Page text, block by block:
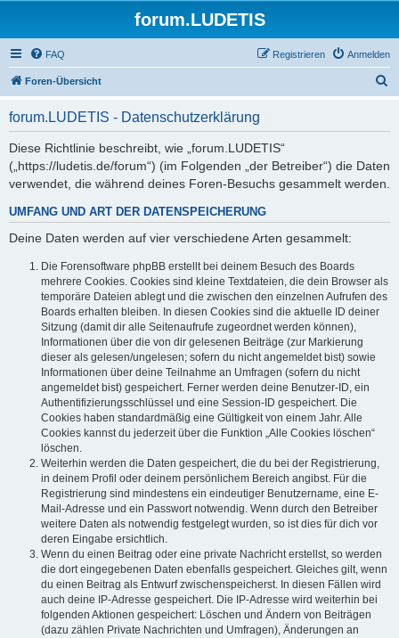
forum.LUDETIS
FAQ Anmelden
Registrieren
Foren-Übersicht
forum.LUDETIS - Datenschutzerklärung
Diese Richtlinie beschreibt, wie „forum.LUDETIS“
(„https://ludetis.de/forum“) (im Folgenden „der Betreiber“) die Daten
verwendet, die während deines Foren-Besuchs gesammelt werden.
UMFANG UND ART DER DATENSPEICHERUNG
Deine Daten werden auf vier verschiedene Arten gesammelt:
Die Forensoftware phpBB erstellt bei deinem Besuch des Boards
mehrere Cookies. Cookies sind kleine Textdateien, die dein Browser als
temporäre Dateien ablegt und die zwischen den einzelnen Aufrufen des
Boards erhalten bleiben. In diesen Cookies sind die aktuelle ID deiner
Sitzung (damit dir alle Seitenaufrufe zugeordnet werden können),
Informationen über die von dir gelesenen Beiträge (zur Markierung
dieser als gelesen/ungelesen; sofern du nicht angemeldet bist) sowie
Informationen über deine Teilnahme an Umfragen (sofern du nicht
angemeldet bist) gespeichert. Ferner werden deine Benutzer-ID, ein
Authentifizierungsschlüssel und eine Session-ID gespeichert. Die
Cookies haben standardmäßig eine Gültigkeit von einem Jahr. Alle
Cookies kannst du jederzeit über die Funktion „Alle Cookies löschen“
löschen.
Weiterhin werden die Daten gespeichert, die du bei der Registrierung,
in deinem Profil oder deinem persönlichem Bereich angibst. Für die
Registrierung sind mindestens ein eindeutiger Benutzername, eine E-
Mail-Adresse und ein Passwort notwendig. Wenn durch den Betreiber
weitere Daten als notwendig festgelegt wurden, so ist dies für dich vor
deren Eingabe ersichtlich.
Wenn du einen Beitrag oder eine private Nachricht erstellst, so werden
die dort eingegebenen Daten ebenfalls gespeichert. Gleiches gilt, wenn
du einen Beitrag als Entwurf zwischenspeicherst. In diesen Fällen wird
auch deine IP-Adresse gespeichert. Die IP-Adresse wird weiterhin bei
folgenden Aktionen gespeichert: Löschen und Ändern von Beiträgen
(dazu zählen Private Nachrichten und Umfragen), Änderungen an